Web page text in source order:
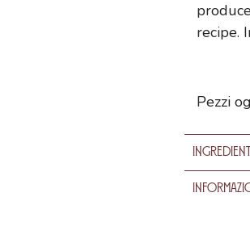
recipe.
Pezzi